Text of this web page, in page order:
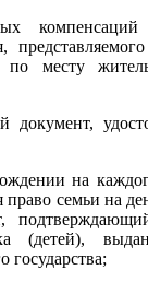
компенсаций
по месту
документ,
на
право семьи на
(детей),
государства;